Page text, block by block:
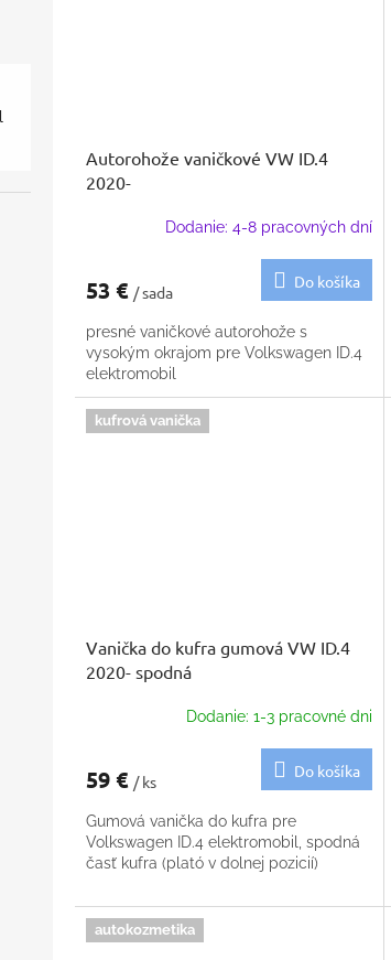
Autorohože vaničkové VW ID.4
2020-
Dodanie: 4-8 pracovných dní
53 € / sada
Do košíka
presné vaničkové autorohože s
vysokým okrajom pre Volkswagen ID.4
elektromobil
kufrová vanička
Vanička do kufra gumová VW ID.4
2020- spodná
Dodanie: 1-3 pracovné dni
59 € / ks
Do košíka
Gumová vanička do kufra pre
Volkswagen ID.4 elektromobil, spodná
časť kufra (plató v dolnej pozicií)
autokozmetika